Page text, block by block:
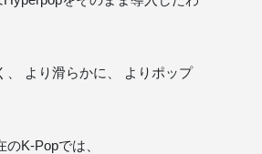
、 より滑らかに、 よりポップ
K-Popでは、